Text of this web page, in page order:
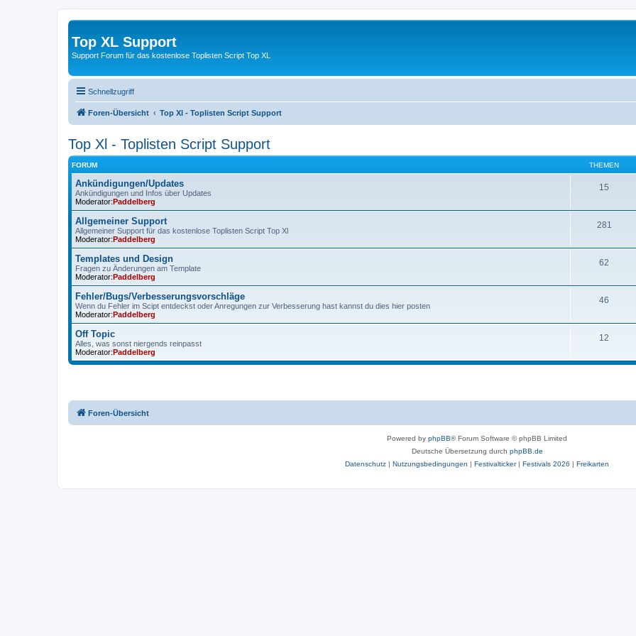
Top XL Support
Support Forum für das kostenlose Toplisten Script Top XL
Schnellzugriff
Foren-Übersicht Top Xl - Toplisten Script Support
Top Xl - Toplisten Script Support
FORUM THEMEN
Ankündigungen/Updates
Ankündigungen und Infos über Updates
Moderator:Paddelberg
15
Allgemeiner Support
Allgemeiner Support für das kostenlose Toplisten Script Top Xl
Moderator:Paddelberg
281
Templates und Design
Fragen zu Änderungen am Template
Moderator:Paddelberg
62
Fehler/Bugs/Verbesserungsvorschläge
Wenn du Fehler im Scipt entdeckst oder Anregungen zur Verbesserung hast kannst du dies hier posten
Moderator:Paddelberg
46
Off Topic
Alles, was sonst niergends reinpasst
Moderator:Paddelberg
12
Foren-Übersicht
Powered by phpBB® Forum Software © phpBB Limited
Deutsche Übersetzung durch phpBB.de
Datenschutz | Nutzungsbedingungen | Festivalticker| Festivals 2026 | Freikarten